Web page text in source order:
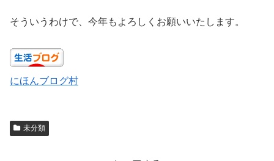
そういうわけで、今年もよろしくお願いいたします。
にほんブログ村
未分類